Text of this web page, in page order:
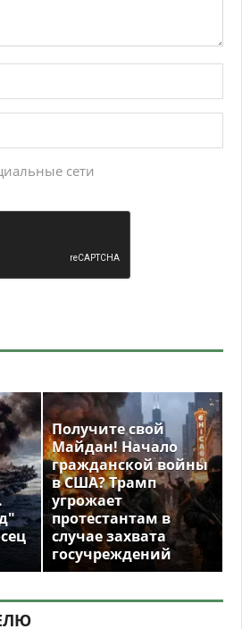
сети
Получите свой
Майдан! Начало
гражданской войны
в США? Трамп
угрожает
протестантам в
случае захвата
госучреждений